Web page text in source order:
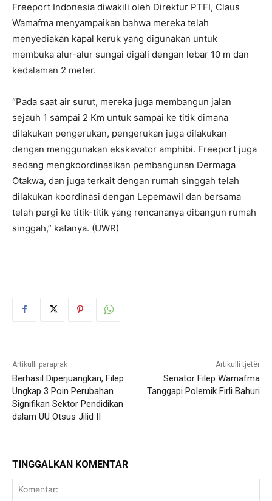
Freeport Indonesia diwakili oleh Direktur PTFI, Claus
Wamafma menyampaikan bahwa mereka telah
menyediakan kapal keruk yang digunakan untuk
membuka alur-alur sungai digali dengan lebar 10 m dan
kedalaman 2 meter.
“Pada saat air surut, mereka juga membangun jalan
sejauh 1 sampai 2 Km untuk sampai ke titik dimana
dilakukan pengerukan, pengerukan juga dilakukan
dengan menggunakan ekskavator amphibi. Freeport juga
sedang mengkoordinasikan pembangunan Dermaga
Otakwa, dan juga terkait dengan rumah singgah telah
dilakukan koordinasi dengan Lepemawil dan bersama
telah pergi ke titik-titik yang rencananya dibangun rumah
singgah,” katanya. (UWR)
Artikulli paraprak
Berhasil Diperjuangkan, Filep
Ungkap 3 Poin Perubahan
Signifikan Sektor Pendidikan
dalam UU Otsus Jilid II
Artikulli tjetër
Senator Filep Wamafma
Tanggapi Polemik Firli Bahuri
TINGGALKAN KOMENTAR